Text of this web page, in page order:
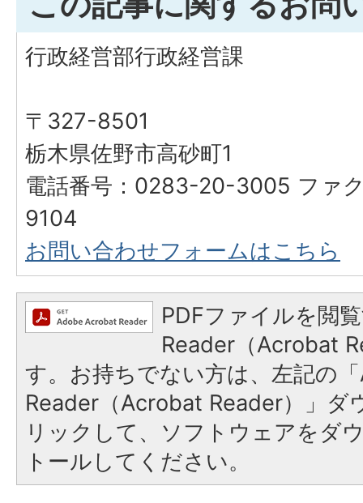
行政経営部行政経営課
〒327-8501
栃木県佐野市高砂町1
電話番号：0283-20-3005 ファ
9104
お問い合わせフォームはこちら
PDFファイルを閲
Reader（Acrobat
す。お持ちでない方は、左記の
Reader（Acrobat Reader）」ダ
リックして、ソフトウェアをダ
トールしてください。